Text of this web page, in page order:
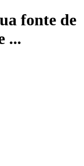
fonte de
...